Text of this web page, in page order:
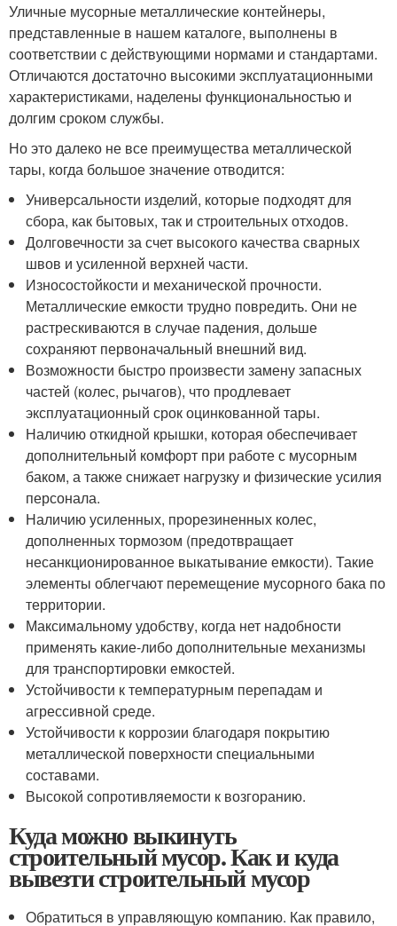
Уличные мусорные металлические контейнеры,
представленные в нашем каталоге, выполнены в
соответствии с действующими нормами и стандартами.
Отличаются достаточно высокими эксплуатационными
характеристиками, наделены функциональностью и
долгим сроком службы.
Но это далеко не все преимущества металлической
тары, когда большое значение отводится:
Универсальности изделий, которые подходят для
сбора, как бытовых, так и строительных отходов.
Долговечности за счет высокого качества сварных
швов и усиленной верхней части.
Износостойкости и механической прочности.
Металлические емкости трудно повредить. Они не
растрескиваются в случае падения, дольше
сохраняют первоначальный внешний вид.
Возможности быстро произвести замену запасных
частей (колес, рычагов), что продлевает
эксплуатационный срок оцинкованной тары.
Наличию откидной крышки, которая обеспечивает
дополнительный комфорт при работе с мусорным
баком, а также снижает нагрузку и физические усилия
персонала.
Наличию усиленных, прорезиненных колес,
дополненных тормозом (предотвращает
несанкционированное выкатывание емкости). Такие
элементы облегчают перемещение мусорного бака по
территории.
Максимальному удобству, когда нет надобности
применять какие-либо дополнительные механизмы
для транспортировки емкостей.
Устойчивости к температурным перепадам и
агрессивной среде.
Устойчивости к коррозии благодаря покрытию
металлической поверхности специальными
составами.
Высокой сопротивляемости к возгоранию.
Куда можно выкинуть
строительный мусор. Как и куда
вывезти строительный мусор
Обратиться в управляющую компанию. Как правило,